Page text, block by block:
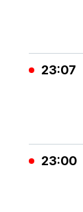
23:07
23:00